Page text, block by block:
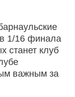
1/16 финала
станет клуб
важным за